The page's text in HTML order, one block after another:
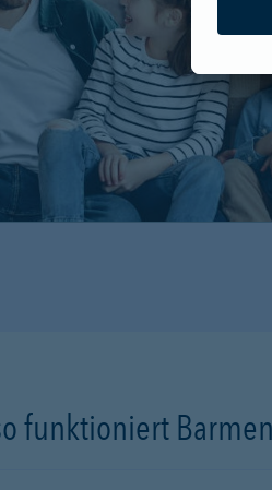
funktioniert